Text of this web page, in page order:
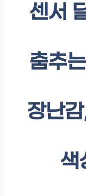
센서
춤추
장난
색